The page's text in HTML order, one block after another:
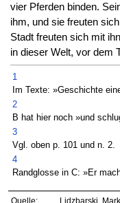
vier Pferden binden.
ihm, und sie freuten
Stadt freuten sich mit
in dieser Welt, vor dem
1
Im Texte: »Geschichte
2
B hat hier noch »und
3
Vgl. oben p. 101 und n. 2.
4
Randglosse in C: »Er
Quelle: Lidzbarski,